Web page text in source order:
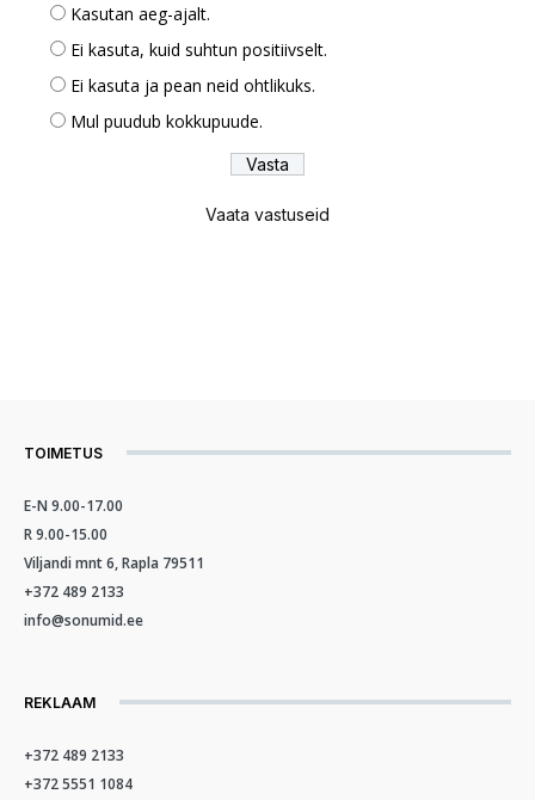
Kasutan aeg-ajalt.
Ei kasuta, kuid suhtun positiivselt.
Ei kasuta ja pean neid ohtlikuks.
Mul puudub kokkupuude.
Vaata vastuseid
TOIMETUS
E-N 9.00-17.00
R 9.00-15.00
Viljandi mnt 6, Rapla 79511
+372 489 2133
info@sonumid.ee
REKLAAM
+372 489 2133
+372 5551 1084